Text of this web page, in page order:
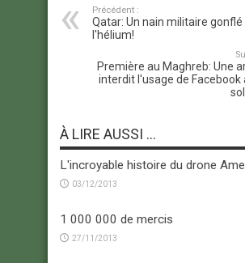
Précédent :
Qatar: Un nain militaire gonflé
l'hélium!
Première au Maghreb: Une
interdit l'usage de Facebook
À LIRE AUSSI ...
L'incroyable histoire du drone
03/12/2013
1 000 000 de mercis
27/11/2013